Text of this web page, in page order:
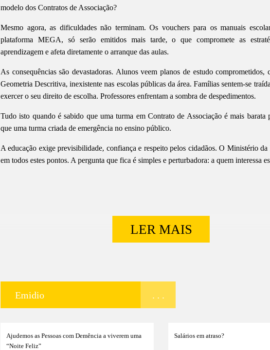
modelo dos Contratos de Associação?
Mesmo agora, as dificuldades não terminam. Os vouchers para os manuais
plataforma MEGA, só serão emitidos mais tarde, o que compromete as
aprendizagem e afeta diretamente o arranque das aulas.
As consequências são devastadoras. Alunos veem planos de estudo comprometidos,
Geometria Descritiva, inexistente nas escolas públicas da área. Famílias sentem-se
exercer o seu direito de escolha. Professores enfrentam a sombra de despedimentos.
Tudo isto quando é sabido que uma turma em Contrato de Associação é mais barata
que uma turma criada de emergência no ensino público.
A educação exige previsibilidade, confiança e respeito pelos cidadãos. O Ministério da
em todos estes pontos. A pergunta que fica é simples e perturbadora: a quem interessa
LER MAIS
Emidio . . .
Ajudemos as Pessoas com Demência a viverem uma
“Noite Feliz”
Salários em atraso?